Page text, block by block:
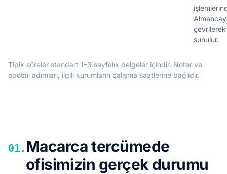
çevrilerek
sunulur.
Tipik süreler standart 1–3 sayfalık belgeler içindir. Noter ve
apostil adımları, ilgili kurumların çalışma saatlerine bağlıdır.
01. Macarca tercümede
ofisimizin gerçek durumu